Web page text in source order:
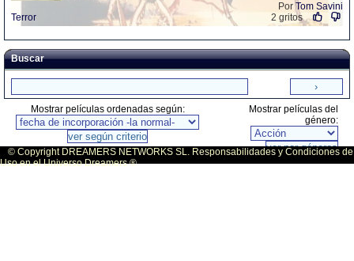
Por Tom Savini
Terror
2 gritos
Buscar
Mostrar películas ordenadas según:
Mostrar películas del
género:
© Copyright DREAMERS NETWORKS SL. Responsabilidades y Condiciones de
Uso en el Universo Dreamers ®